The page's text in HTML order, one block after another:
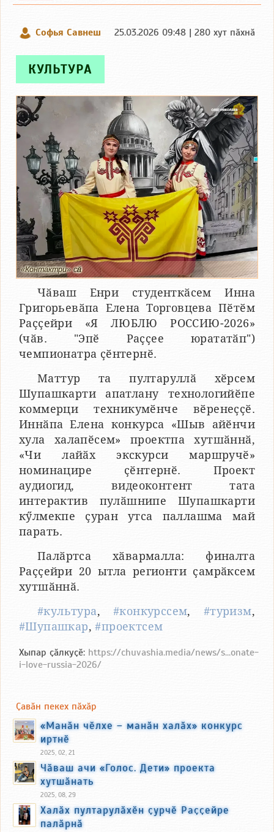
Софья Савнеш 25.03.2026 09:48 | 280 хут пӑхнӑ
КУЛЬТУРА
«Контактри» сӑн
Чӑваш Енри студенткӑсем Инна
Григорьевӑпа Елена Торговцева Пӗтӗм
Раҫҫейри «Я ЛЮБЛЮ РОССИЮ-2026»
(чӑв. "Эпӗ Раҫҫее юрататӑп")
чемпионатра ҫӗнтернӗ.
Маттур та пултаруллӑ хӗрсем
Шупашкарти апатлану технологийӗпе
коммерци техникумӗнче вӗренеҫҫӗ.
Иннӑпа Елена конкурса «Шыв айӗнчи
хула халапӗсем» проектпа хутшӑннӑ,
«Чи лайӑх экскурси маршручӗ»
номинацире ҫӗнтернӗ. Проект
аудиогид, видеоконтент тата
интерактив пулӑшнипе Шупашкарти
кӳлмекпе ҫуран утса паллашма май
парать.
Палӑртса хӑвармалла: финалта
Раҫҫейри 20 ытла регионти ҫамрӑксем
хутшӑннӑ.
#культура, #конкурссем, #туризм,
#Шупашкар,#проектсем
Хыпар ҫӑлкуҫӗ: https://chuvashia.media/news/s...onate-
i-love-russia-2026/
Ҫавӑн пекех пӑхӑр
«Манӑн чӗлхе – манӑн халӑх» конкурс
иртнӗ
2025, 02, 21
Чӑваш ачи «Голос. Дети» проекта
хутшӑнать
2025, 08, 29
Халӑх пултарулӑхӗн ҫурчӗ Раҫҫейре
палӑрнӑ